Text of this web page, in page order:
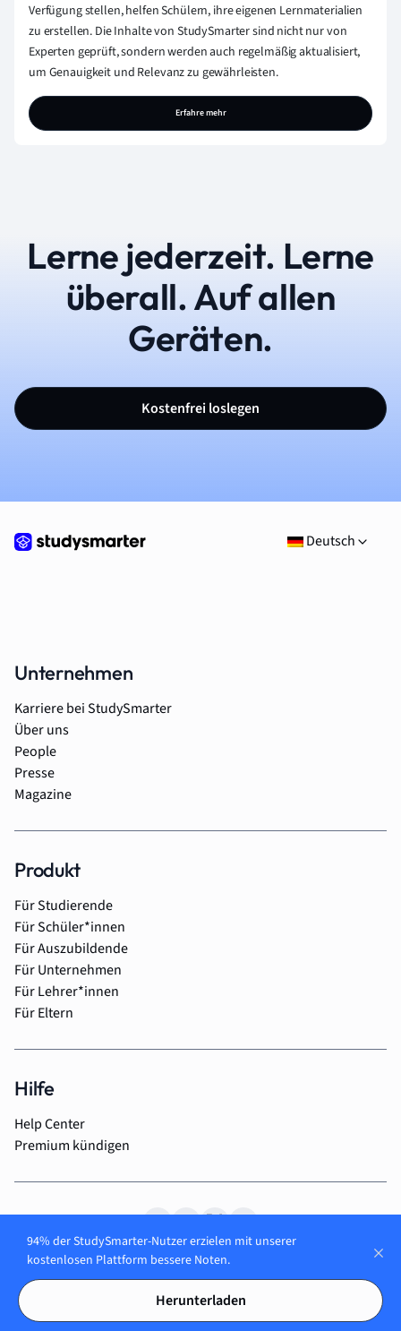
Verfügung stellen, helfen Schülern, ihre eigenen Lernmaterialien
zu erstellen. Die Inhalte von StudySmarter sind nicht nur von
Experten geprüft, sondern werden auch regelmäßig aktualisiert,
um Genauigkeit und Relevanz zu gewährleisten.
Erfahre mehr
Lerne jederzeit. Lerne
überall. Auf allen
Geräten.
Kostenfrei loslegen
Deutsch
Unternehmen
Karriere bei StudySmarter
Über uns
People
Presse
Magazine
Produkt
Für Studierende
Für Schüler*innen
Für Auszubildende
Für Unternehmen
Für Lehrer*innen
Für Eltern
Hilfe
Help Center
Premium kündigen
© 2026 StudySmarter GmbH
AGB
Impressum Datenschutzerklärung
94% der StudySmarter-Nutzer erzielen mit unserer
kostenlosen Plattform bessere Noten.
Herunterladen